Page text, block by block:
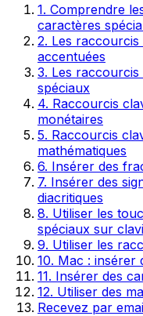
1. Comprendre
caractères
2. Les
accentuées
3. Les
spéciaux
4. Raccourcis
monétaires
5. Raccourcis
mathématiques
6. Insérer des
7. Insérer des
diacritiques
8. Utiliser les
spéciaux sur
9. Utiliser les
10. Mac : insérer
11. Insérer des
12. Utiliser des
Recevez par